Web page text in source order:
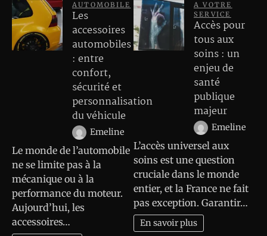
AUTOMOBILE
Les
accessoires
automobiles
: entre
confort,
sécurité et
personnalisation
du véhicule
Emeline
Le monde de l’automobile
ne se limite pas à la
mécanique ou à la
performance du moteur.
Aujourd’hui, les
accessoires…
A VOTRE
SERVICE
Accès pour
tous aux
soins : un
enjeu de
santé
publique
majeur
Emeline
L’accès universel aux
soins est une question
cruciale dans le monde
entier, et la France ne fait
pas exception. Garantir…
En savoir plus